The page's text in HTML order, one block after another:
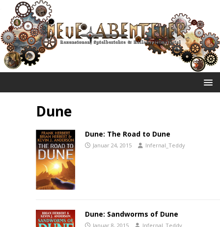
Dune
Dune: The Road to Dune
Januar 24, 2015 Infernal_Teddy
Dune: Sandworms of Dune
Januar 8, 2015 Infernal_Teddy